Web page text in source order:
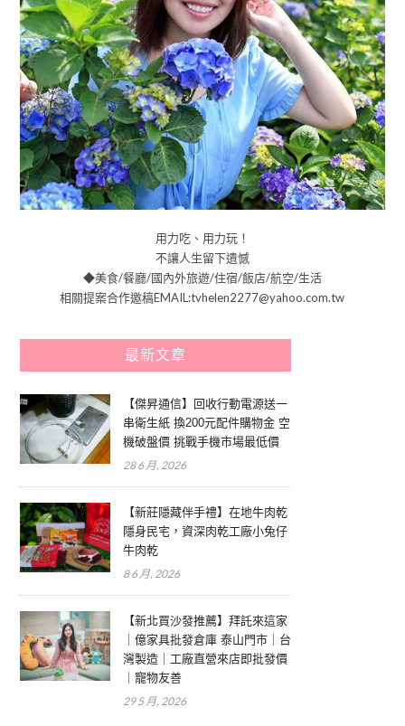
用力吃、用力玩！
不讓人生留下遺憾
◆美食/餐廳/國內外旅遊/住宿/飯店/航空/生活
相關提案合作邀稿EMAIL:tvhelen2277@yahoo.com.tw
最新文章
【傑昇通信】回收行動電源送一
串衛生紙 換200元配件購物金 空
機破盤價 挑戰手機市場最低價
28 6 月, 2026
【新莊隱藏伴手禮】在地牛肉乾
隱身民宅，資深肉乾工廠小兔仔
牛肉乾
8 6 月, 2026
【新北買沙發推薦】拜託來這家
｜億家具批發倉庫 泰山門市｜台
灣製造｜工廠直營來店即批發價
｜寵物友善
29 5 月, 2026